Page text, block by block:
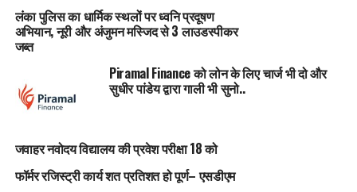
लंका पुलिस का धार्मिक स्थलों पर ध्वनि प्रदूषण
अभियान, नूरी और अंजुमन मस्जिद से 3 लाउडस्पीकर
जब्त
Piramal Finance को लोन के लिए चार्ज भी दो और
सुधीर पांडेय द्वारा गाली भी सुनो..
जवाहर नवोदय विद्यालय की प्रवेश परीक्षा 18 को
फॉर्मर रजिस्ट्री कार्य शत प्रतिशत हो पूर्ण– एसडीएम